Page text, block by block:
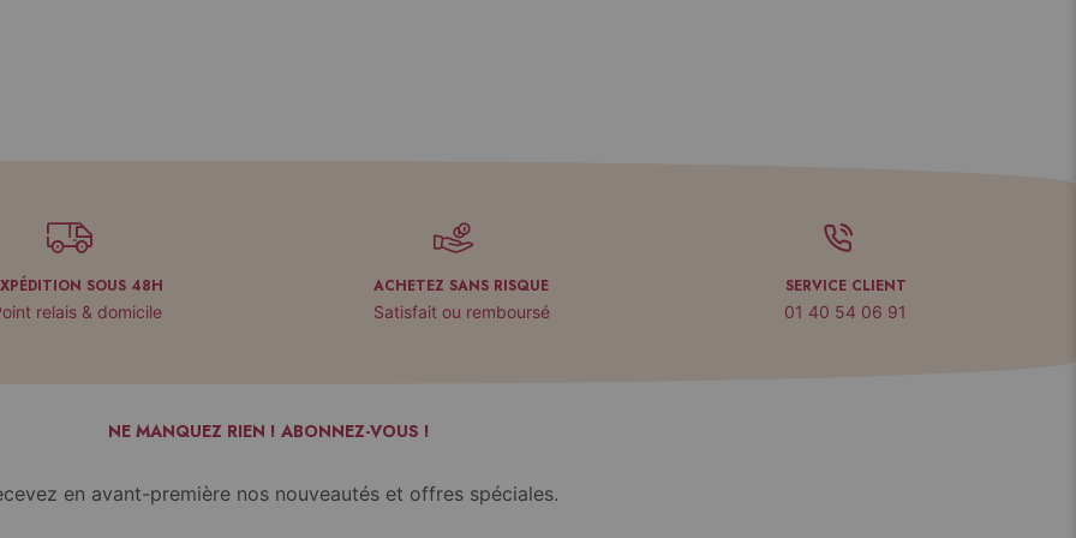
SOUS 48H
relais & domicile
ACHETEZ SANS RISQUE
Satisfait ou remboursé
SERVICE CLIENT
01 40 54 06 91
NE MANQUEZ RIEN ! ABONNEZ-VOUS !
en avant-première nos nouveautés et offres spéciales.